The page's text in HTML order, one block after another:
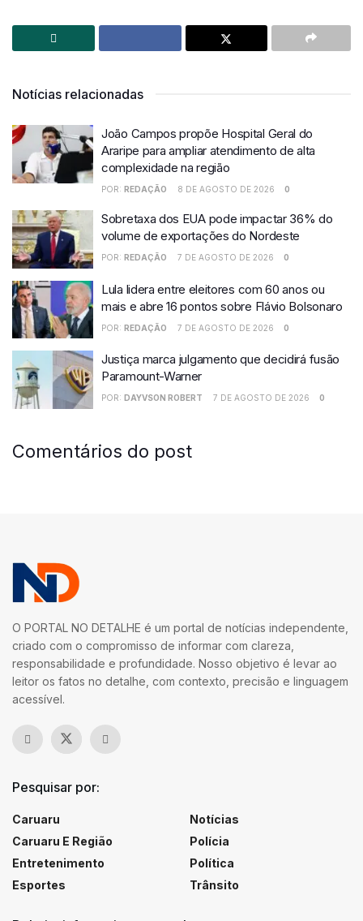
Notícias relacionadas
João Campos propõe Hospital Geral do
Araripe para ampliar atendimento de alta
complexidade na região
POR: REDAÇÃO 8 DE AGOSTO DE 2026 0
Sobretaxa dos EUA pode impactar 36% do
volume de exportações do Nordeste
POR: REDAÇÃO 7 DE AGOSTO DE 2026 0
Lula lidera entre eleitores com 60 anos ou
mais e abre 16 pontos sobre Flávio Bolsonaro
POR: REDAÇÃO 7 DE AGOSTO DE 2026 0
Justiça marca julgamento que decidirá fusão
Paramount-Warner
POR: DAYVSON ROBERT 7 DE AGOSTO DE 2026 0
Comentários do post
O PORTAL NO DETALHE é um portal de notícias independente,
criado com o compromisso de informar com clareza,
responsabilidade e profundidade. Nosso objetivo é levar ao
leitor os fatos no detalhe, com contexto, precisão e linguagem
acessível.
Pesquisar por:
Caruaru
Caruaru E Região
Entretenimento
Esportes
Notícias
Polícia
Política
Trânsito